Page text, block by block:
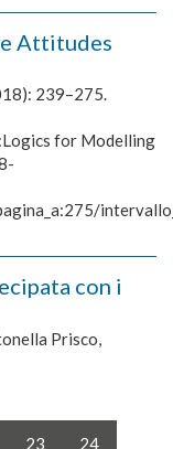
Attitudes
239–275.
for Modelling
con i
Prisco,
23 24